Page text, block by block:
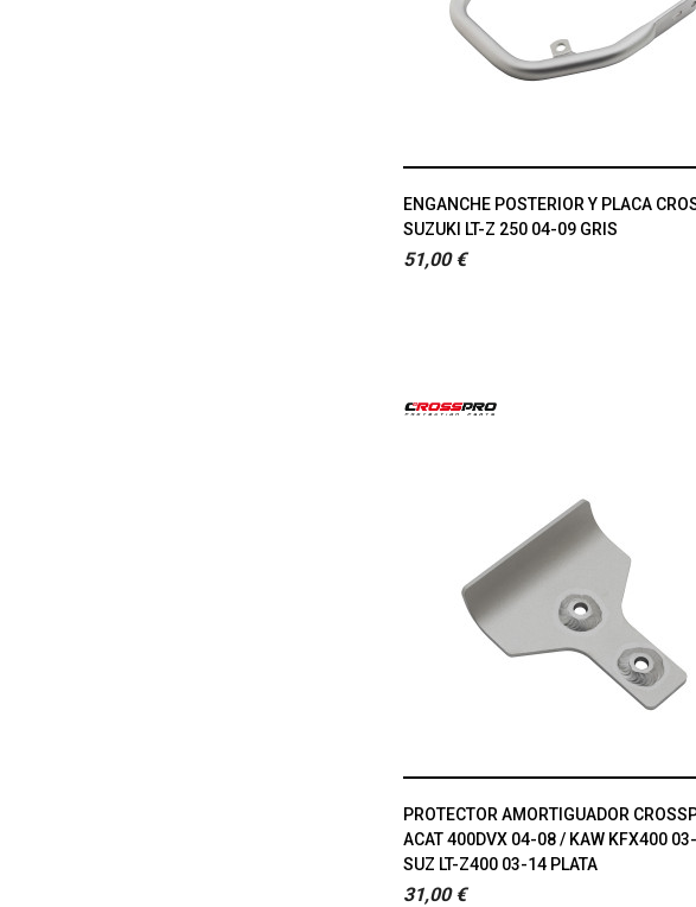
ENGANCHE POSTERIOR Y PLACA
SUZUKI LT-Z 250 04-09 GRIS
51,00 €
PROTECTOR AMORTIGUADOR
ACAT 400DVX 04-08 / KAW KFX400
SUZ LT-Z400 03-14 PLATA
31,00 €